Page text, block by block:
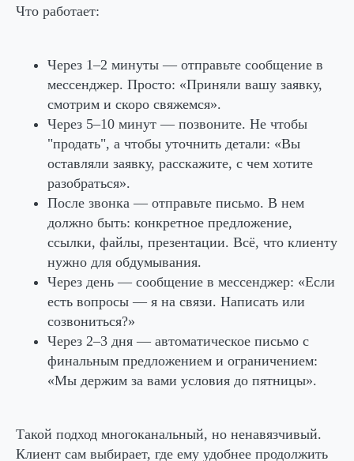
Что работает:
Через 1–2 минуты — отправьте сообщение в
мессенджер. Просто: «Приняли вашу заявку,
смотрим и скоро свяжемся».
Через 5–10 минут — позвоните. Не чтобы
"продать", а чтобы уточнить детали: «Вы
оставляли заявку, расскажите, с чем хотите
разобраться».
После звонка — отправьте письмо. В нем
должно быть: конкретное предложение,
ссылки, файлы, презентации. Всё, что клиенту
нужно для обдумывания.
Через день — сообщение в мессенджер: «Если
есть вопросы — я на связи. Написать или
созвониться?»
Через 2–3 дня — автоматическое письмо с
финальным предложением и ограничением:
«Мы держим за вами условия до пятницы».
Такой подход многоканальный, но ненавязчивый.
Клиент сам выбирает, где ему удобнее продолжить